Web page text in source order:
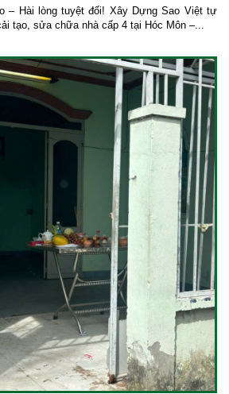
– Hài lòng tuyệt đối! Xây Dựng Sao Việt tự
tạo, sửa chữa nhà cấp 4 tại Hóc Môn –...